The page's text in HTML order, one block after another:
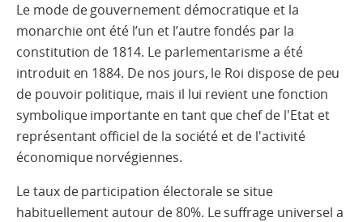
Le mode de gouvernement démocratique et la
monarchie ont été l’un et l’autre fondés par la
constitution de 1814. Le parlementarisme a été
introduit en 1884. De nos jours, le Roi dispose de peu
de pouvoir politique, mais il lui revient une fonction
symbolique importante en tant que chef de l'Etat et
représentant officiel de la société et de l'activité
économique norvégiennes.
Le taux de participation électorale se situe
habituellement autour de 80%. Le suffrage universel a